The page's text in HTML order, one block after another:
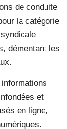
de conduite
la catégorie
démentant les
et
en ligne,